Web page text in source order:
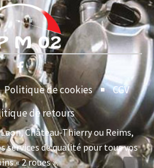
Politique de cookies
CGV
de retours
Château-Thierry ou Reims,
services de qualité pour tous vos
« 2 roues ».